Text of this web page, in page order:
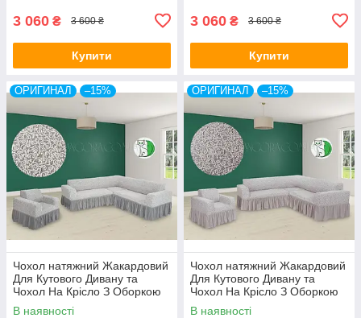
3 060 ₴ 3 600 ₴
Купити
3 060 ₴ 3 600 ₴
Купити
ОРИГИНАЛ –15%
Чохол натяжний Жакардовий
Для Кутового Дивану та
Чохол На Крісло З Оборкою
крем Venera
В наявності
ОРИГИНАЛ –15%
Чохол натяжний Жакардовий
Для Кутового Дивану та
Чохол На Крісло З Оборкою
молочний Venera
В наявності